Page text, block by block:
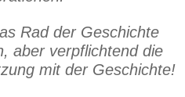
Rad der Geschichte
aber verpflichtend die
mit der Geschichte!